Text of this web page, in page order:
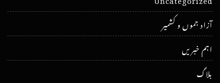
آزاد جموں و کشمیر
اہم خبریں
بلاگ